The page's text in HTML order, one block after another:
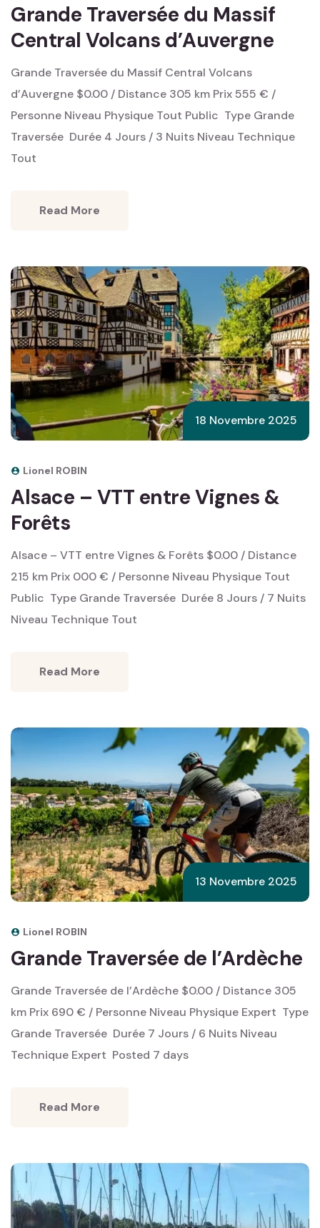
Grande Traversée du Massif
Central Volcans d’Auvergne
Grande Traversée du Massif Central Volcans
d’Auvergne $0.00 / Distance 305 km Prix 555 € /
Personne Niveau Physique Tout Public ‎ Type Grande
Traversée ‎ Durée 4 Jours / 3 Nuits Niveau Technique
Tout
Read More
18 Novembre 2025
Lionel ROBIN
Alsace – VTT entre Vignes &
Forêts
Alsace – VTT entre Vignes & Forêts $0.00 / Distance
215 km Prix 000 € / Personne Niveau Physique Tout
Public ‎ Type Grande Traversée ‎ Durée 8 Jours / 7 Nuits
Niveau Technique Tout
Read More
13 Novembre 2025
Lionel ROBIN
Grande Traversée de l’Ardèche
Grande Traversée de l’Ardèche $0.00 / Distance 305
km Prix 690 € / Personne Niveau Physique Expert ‎ Type
Grande Traversée ‎ Durée 7 Jours / 6 Nuits Niveau
Technique Expert ‎ Posted 7 days
Read More